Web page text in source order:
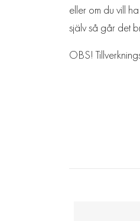
eller om du vill
själv så går det
OBS!